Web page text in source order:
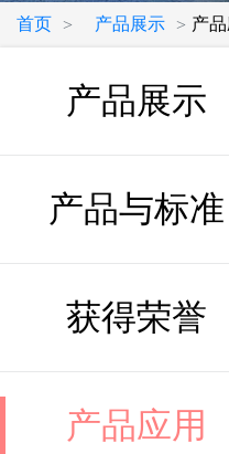
首页 > 产品展示 > 产
产品展示
产品与标准
获得荣誉
产品应用